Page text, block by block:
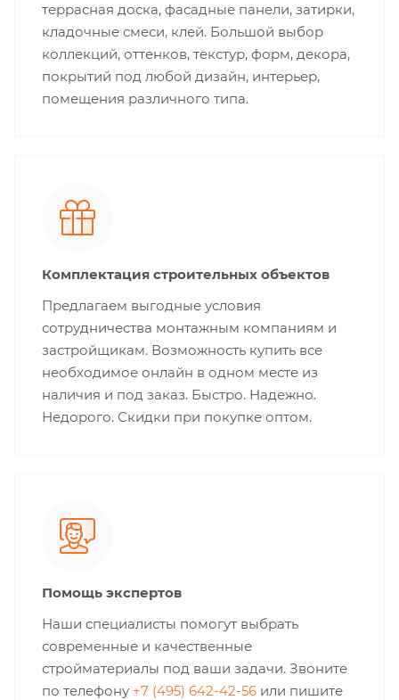
террасная доска, фасадные панели, затирки,
кладочные смеси, клей. Большой выбор
коллекций, оттенков, текстур, форм, декора,
покрытий под любой дизайн, интерьер,
помещения различного типа.
Комплектация строительных объектов
Предлагаем выгодные условия
сотрудничества монтажным компаниям и
застройщикам. Возможность купить все
необходимое онлайн в одном месте из
наличия и под заказ. Быстро. Надежно.
Недорого. Скидки при покупке оптом.
Помощь экспертов
Наши специалисты помогут выбрать
современные и качественные
стройматериалы под ваши задачи. Звоните
по телефону +7 (495) 642-42-56 или пишите